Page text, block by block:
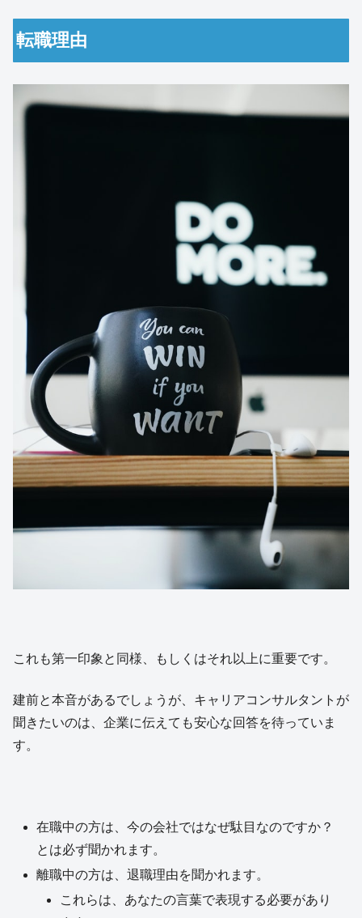
転職理由
これも第一印象と同様、もしくはそれ以上に重要です。
建前と本音があるでしょうが、キャリアコンサルタントが
聞きたいのは、企業に伝えても安心な回答を待っていま
す。
在職中の方は、今の会社ではなぜ駄目なのですか？
とは必ず聞かれます。
離職中の方は、退職理由を聞かれます。
これらは、あなたの言葉で表現する必要があり